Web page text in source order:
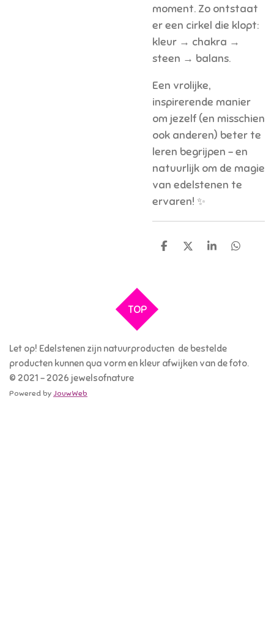
moment. Zo ontstaat
er een cirkel die klopt:
kleur → chakra →
steen → balans.
Een vrolijke,
inspirerende manier
om jezelf (en misschien
ook anderen) beter te
leren begrijpen – en
natuurlijk om de magie
van edelstenen te
ervaren! ✨
D
D
S
D
TOP
Let op! Edelstenen zijn natuurproducten de bestelde
producten kunnen qua vorm en kleur afwijken van de foto.
© 2021 - 2026 jewelsofnature
Powered by JouwWeb